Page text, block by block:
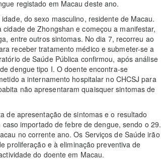
registado em Macau deste ano.
do sexo masculino, residente de Macau.
de Zhongshan e começou a manifestar,
entre outros sintomas. No dia 7, recorreu ao
receber tratamento médico e submeter-se a
de Saúde Pública confirmou, após análise
dengue tipo I. O doente encontra-se
a internamento hospitalar no CHCSJ para
não apresentaram quaisquer sintomas de
de apresentação de sintomas e o resultado
importado de febre de dengue, sendo o 29.
no corrente ano. Os Serviços de Saúde irão
proliferação e à eliminação preventiva de
do doente em Macau.